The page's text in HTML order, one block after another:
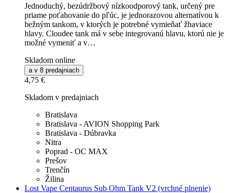
Jednoduchý, bezúdržbový nízkoodporový tank, určený pre
priame poťahovanie do pľúc, je jednorazovou alternatívou k
bežným tankom, v ktorých je potrebné vymieňať žhaviace
hlavy. Cloudee tank má v sebe integrovanú hlavu, ktorú nie je
možné vymeniť a v…
Skladom online
a v 8 predajniach
4,75 €
Skladom v predajniach
Bratislava
Bratislava - AVION Shopping Park
Bratislava - Dúbravka
Nitra
Poprad - OC MAX
Prešov
Trenčín
Žilina
Lost Vape Centaurus Sub Ohm Tank V2 (vrchné plnenie)